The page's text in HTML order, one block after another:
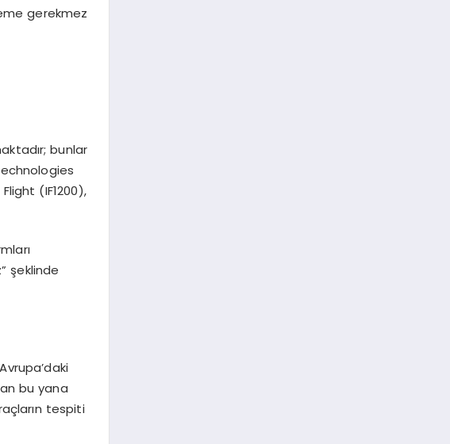
gerekmez
bunlar
(IF1200),
şeklinde
bu yana
tespiti